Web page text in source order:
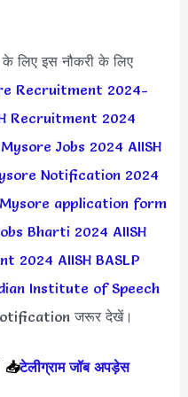
लिए इस नौकरी के लिए
Recruitment 2024-
Recruitment 2024
Mysore Jobs 2024 AIISH
Notification 2024
Mysore application form
Bharti 2024 AIISH
2024 AIISH BASLP
Institute of Speech
जरूर देखें।
📥टेलीग्राम जॉब अपड़ेस